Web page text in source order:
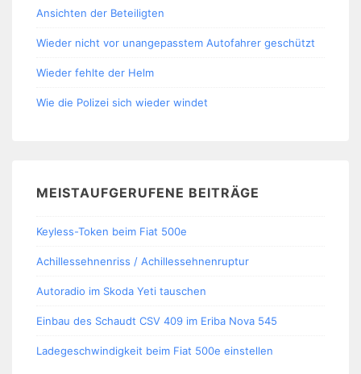
Ansichten der Beteiligten
Wieder nicht vor unangepasstem Autofahrer geschützt
Wieder fehlte der Helm
Wie die Polizei sich wieder windet
MEISTAUFGERUFENE BEITRÄGE
Keyless-Token beim Fiat 500e
Achillessehnenriss / Achillessehnenruptur
Autoradio im Skoda Yeti tauschen
Einbau des Schaudt CSV 409 im Eriba Nova 545
Ladegeschwindigkeit beim Fiat 500e einstellen